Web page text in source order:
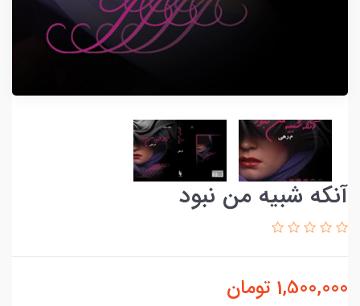
آنکه شبیه من نبود
1,500,000 تومان